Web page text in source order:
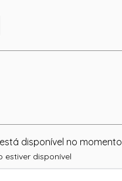
disponível no momento
estiver disponível